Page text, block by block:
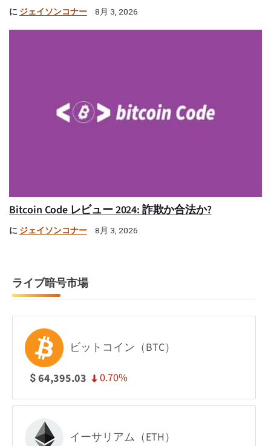
に ジェイソンコナー 8月 3, 2026
Bitcoin Code レビュー 2024: 詐欺か合法か?
に ジェイソンコナー 8月 3, 2026
ライブ暗号市場
ビットコイン（BTC）
$64,395.03 0.70%
イーサリアム（ETH）